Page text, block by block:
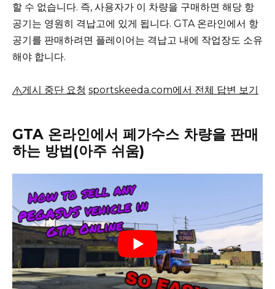
할 수 없습니다. 즉, 사용자가 이 차량을 구매하면 해당 항
공기는 영원히 격납고에 있게 됩니다. GTA 온라인에서 항
공기를 판매하려면 플레이어는 격납고 내에 작업장도 소유
해야 합니다.
게시 중단 요청 sportskeeda.com에서 전체 답변 보기
GTA 온라인에서 페가수스 차량을 판매
하는 방법(아주 쉬움)